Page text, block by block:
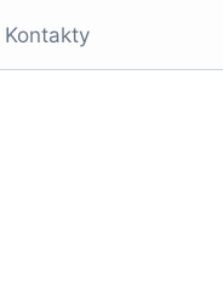
Kontakty